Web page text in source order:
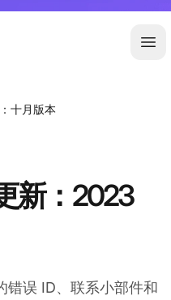
十月版本
新：2023
错误 ID、联系小部件和